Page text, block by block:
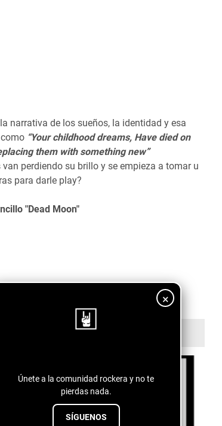
×
Únete a la comunidad rockera y no te
pierdas nada.
SÍGUENOS
narrativa de los sueños, la identidad y esa
“Your childhood dreams, Have died on
them with something new”
perdiendo su brillo y se empieza a tomar u
para darle play?
"Dead Moon"